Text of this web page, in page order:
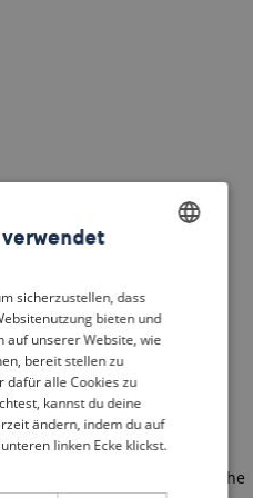
has occurred
(see the
DUTCH
FRENCH
GERMAN
sicherzustellen, dass
bieten und
auf unserer Website, wie
bereit stellen zu
dafür alle Cookies zu
kannst du deine
ändern, indem du auf
linken Ecke klickst.